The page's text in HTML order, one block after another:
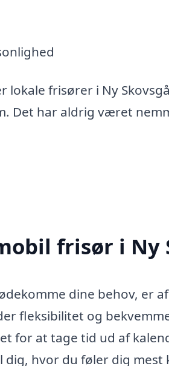
lokale frisører i Ny
Det har aldrig været
frisør i Ny
dine behov, er
fleksibilitet og
for at tage tid ud af
dig, hvor du føler dig mest